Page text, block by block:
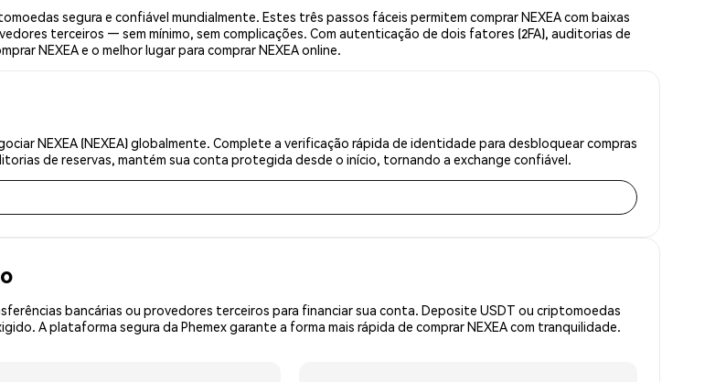
segura e confiável mundialmente. Estes três passos fáceis permitem comprar NEXEA com baixas
terceiros — sem mínimo, sem complicações. Com autenticação de dois fatores (2FA), auditorias de
NEXEA e o melhor lugar para comprar NEXEA online.
NEXEA (NEXEA) globalmente. Complete a verificação rápida de identidade para desbloquear compras
de reservas, mantém sua conta protegida desde o início, tornando a exchange confiável.
bancárias ou provedores terceiros para financiar sua conta. Deposite USDT ou criptomoedas
A plataforma segura da Phemex garante a forma mais rápida de comprar NEXEA com tranquilidade.